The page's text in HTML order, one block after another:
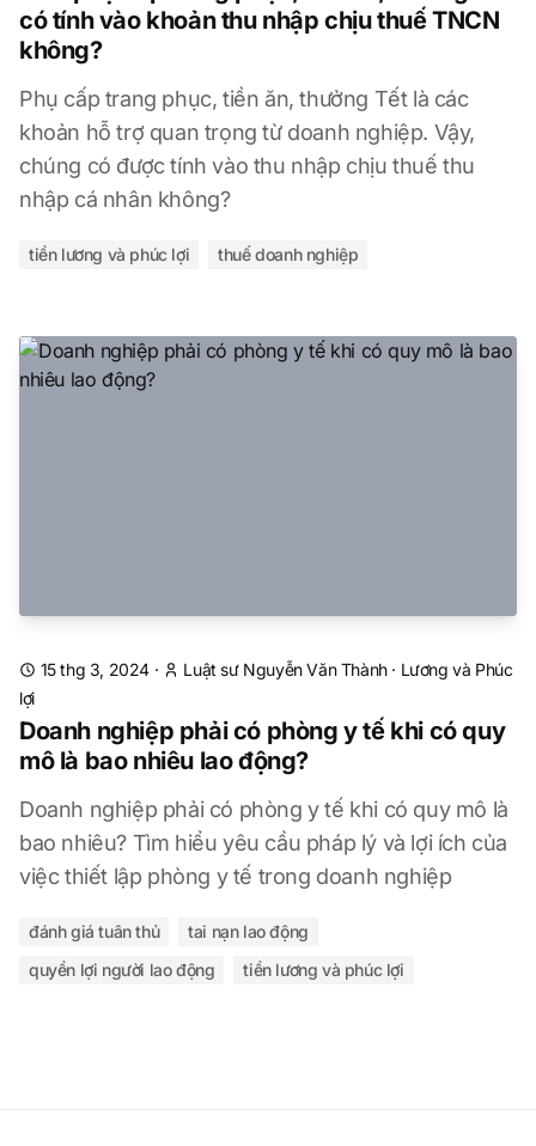
có tính vào khoản thu nhập chịu thuế TNCN
không?
Phụ cấp trang phục, tiền ăn, thưởng Tết là các
khoản hỗ trợ quan trọng từ doanh nghiệp. Vậy,
chúng có được tính vào thu nhập chịu thuế thu
nhập cá nhân không?
tiền lương và phúc lợi thuế doanh nghiệp
15 thg 3, 2024 · Luật sư Nguyễn Văn Thành· Lương và Phúc
lợi
Doanh nghiệp phải có phòng y tế khi có quy
mô là bao nhiêu lao động?
Doanh nghiệp phải có phòng y tế khi có quy mô là
bao nhiêu? Tìm hiểu yêu cầu pháp lý và lợi ích của
việc thiết lập phòng y tế trong doanh nghiệp
đánh giá tuân thủ
tai nạn lao động
quyền lợi người lao động
tiền lương và phúc lợi